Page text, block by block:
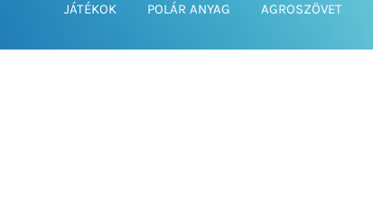
JÁTÉKOK POLÁR ANYAG AGROSZÖVET